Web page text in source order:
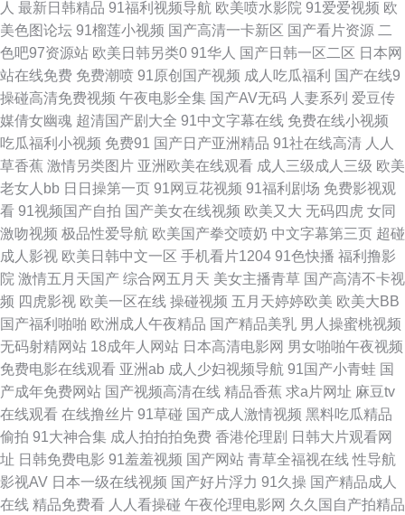
福利 超碰香蕉福利 黑料网曝福利导航 女人的天堂AV 激情另类综合av 深夜福
利网站导航 51无码视频 大香蕉原网址 久久加勒比久久 人人色人人乐人人 五
月天亚洲色图 91探花网址在线 国产成人东方AV 免费看91网站 先锋色资源
91视频国 大香蕉福利社区 九一一区二区 青娱91日韩人妻 五月天影院 91成
人区 变态另类第4页 美女91知视频 亚洲AV自拍在线 91网战 国产福利吃瓜
欧美揄拍 无码人妻熟妇av 91偷窥视频 大香蕉资源网 精品91蘑菇 久热综合
亚洲人妻中出 超碰AV夜夜操 韩国色导航 欧美丁香园婷婷 天天撸天天肏 成人
久草 蜜桃aa视频导航 日韩戍人一级 在线视频国产91 豆花黄色片 免费欧美A
片 91日韩入口 国产唐伯虎萌白酱 欧洲高清va 亚洲97色色 91香蕉网 导航av
九一视频免费观看 色偷拍网 91伪娘在线 国产AV线上 免费色网 午夜精品久
久 91亚洲精品入口 浮力草草视频 老湿机网 深夜福利专区 91大神文轩 超碰
人 最新日韩精品 91福利视频导航 欧美喷水影院 91爱爱视频 欧
美色图论坛 91榴莲小视频 国产高清一卡新区 国产看片资源 二
色吧97资源站 欧美日韩另类0 91华人 国产日韩一区二区 日本网
站在线免费 免费潮喷 91原创国产视频 成人吃瓜福利 国产在线9
操碰高清免费视频 午夜电影全集 国产AV无码 人妻系列 爱豆传
媒倩女幽魂 超清国产剧大全 91中文字幕在线 免费在线小视频
吃瓜福利小视频 免费91 国产日产亚洲精品 91社在线高清 人人
草香蕉 激情另类图片 亚洲欧美在线观看 成人三级成人三级 欧美
老女人bb 日日操第一页 91网豆花视频 91福利剧场 免费影视观
看 91视频国产自拍 国产美女在线视频 欧美又大 无码四虎 女同
激吻视频 极品性爱导航 欧美国产拳交喷奶 中文字幕第三页 超碰
成人影视 欧美日韩中文一区 手机看片1204 91色快播 福利撸影
院 激情五月天国产 综合网五月天 美女主播青草 国产高清不卡视
频 四虎影视 欧美一区在线 操碰视频 五月天婷婷欧美 欧美大BB
国产福利啪啪 欧洲成人午夜精品 国产精品美乳 男人操蜜桃视频
无码射精网站 18成年人网站 日本高清电影网 男女啪啪午夜视频
免费电影在线观看 亚洲ab 成人少妇视频导航 91国产小青蛙 国
产成年免费网站 国产视频高清在线 精品香蕉 求a片网址 麻豆tv
在线观看 在线撸丝片 91草碰 国产成人激情视频 黑料吃瓜精品
偷拍 91大神合集 成人拍拍拍免费 香港伦理剧 日韩大片观看网
址 日韩免费电影 91羞羞视频 国产网站 青草全福视在线 性导航
影视AV 日本一级在线视频 国产好片浮力 91久操 国产精品成人
在线 精品免费看 人人看操碰 午夜伦理电影网 久久国自产拍精品